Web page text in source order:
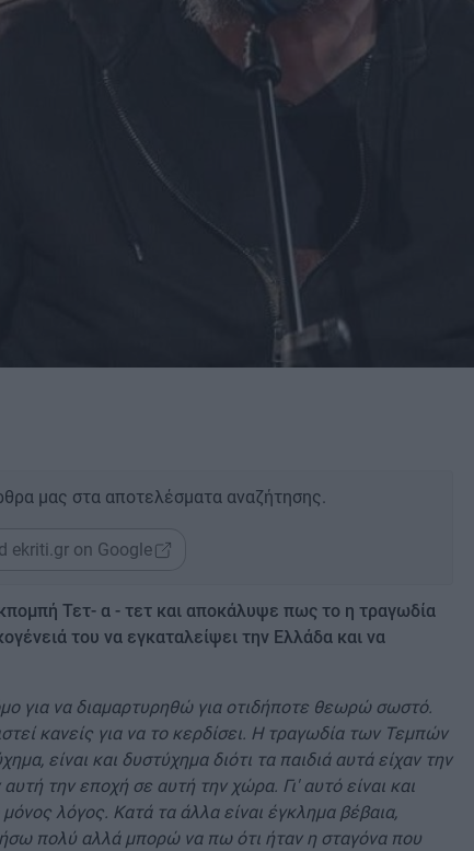
μας στα αποτελέσματα αναζήτησης.
ekriti.gr on Google
Τετ- α - τετ και αποκάλυψε πως το η τραγωδία
του να εγκαταλείψει την Ελλάδα και να
για να διαμαρτυρηθώ για οτιδήποτε θεωρώ σωστό.
κανείς για να το κερδίσει. Η τραγωδία των Τεμπών
είναι και δυστύχημα διότι τα παιδιά αυτά είχαν την
την εποχή σε αυτή την χώρα. Γι' αυτό είναι και
λόγος. Κατά τα άλλα είναι έγκλημα βέβαια,
πολύ αλλά μπορώ να πω ότι ήταν η σταγόνα που